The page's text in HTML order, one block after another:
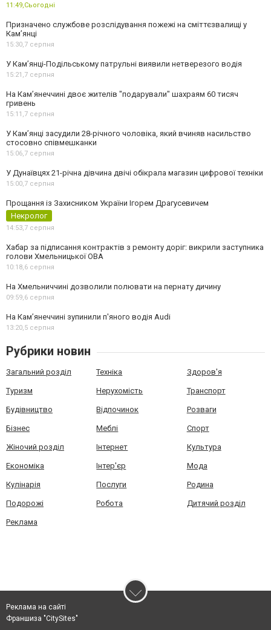
11:49,Сьогодні
Призначено службове розслідування пожежі на сміттєзвалищі у
Кам’янці
15:30,7 серпня
У Кам’янці-Подільському патрульні виявили нетверезого водія
15:21,7 серпня
На Камʼянеччині двоє жителів "подарували" шахраям 60 тисяч
гривень
15:11,7 серпня
У Камʼянці засудили 28-річного чоловіка, який вчиняв насильство
стосовно співмешканки
15:06,7 серпня
У Дунаївцях 21-річна дівчина двічі обікрала магазин цифрової техніки
15:00,7 серпня
Прощання із Захисником України Ігорем Драгусевичем
Некролог
14:53,7 серпня
Хабар за підписання контрактів з ремонту доріг: викрили заступника
голови Хмельницької ОВА
10:18,6 серпня
На Хмельниччині дозволили полювати на пернату дичину
09:59,6 серпня
На Камʼянеччині зупинили п'яного водія Audi
13:20,5 серпня
Рубрики новин
Загальний розділ Техніка Здоров'я
Туризм Нерухомість Транспорт
Будівництво Відпочинок Розваги
Бізнес Меблі Спорт
Жіночий розділ Інтернет Культура
Економіка Інтер'єр Мода
Кулінарія Послуги Родина
Подорожі Робота Дитячий розділ
Реклама
Реклама на сайті
Франшиза "CitySites"